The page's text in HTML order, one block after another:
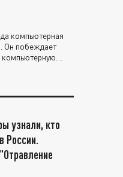
компьютерная
Он побеждает
компьютерную
узнали, кто
России.